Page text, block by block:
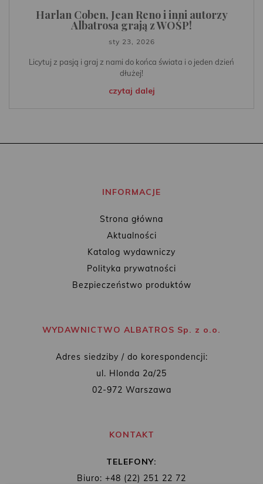
Harlan Coben, Jean Reno i inni autorzy
Albatrosa grają z WOŚP!
sty 23, 2026
Licytuj z pasją i graj z nami do końca świata i o jeden dzień
dłużej!
czytaj dalej
INFORMACJE
Strona główna
Aktualności
Katalog wydawniczy
Polityka prywatności
Bezpieczeństwo produktów
WYDAWNICTWO ALBATROS Sp. z o.o.
Adres siedziby / do korespondencji:
ul. Hlonda 2a/25
02-972 Warszawa
KONTAKT
TELEFONY:
Biuro: +48 (22) 251 22 72